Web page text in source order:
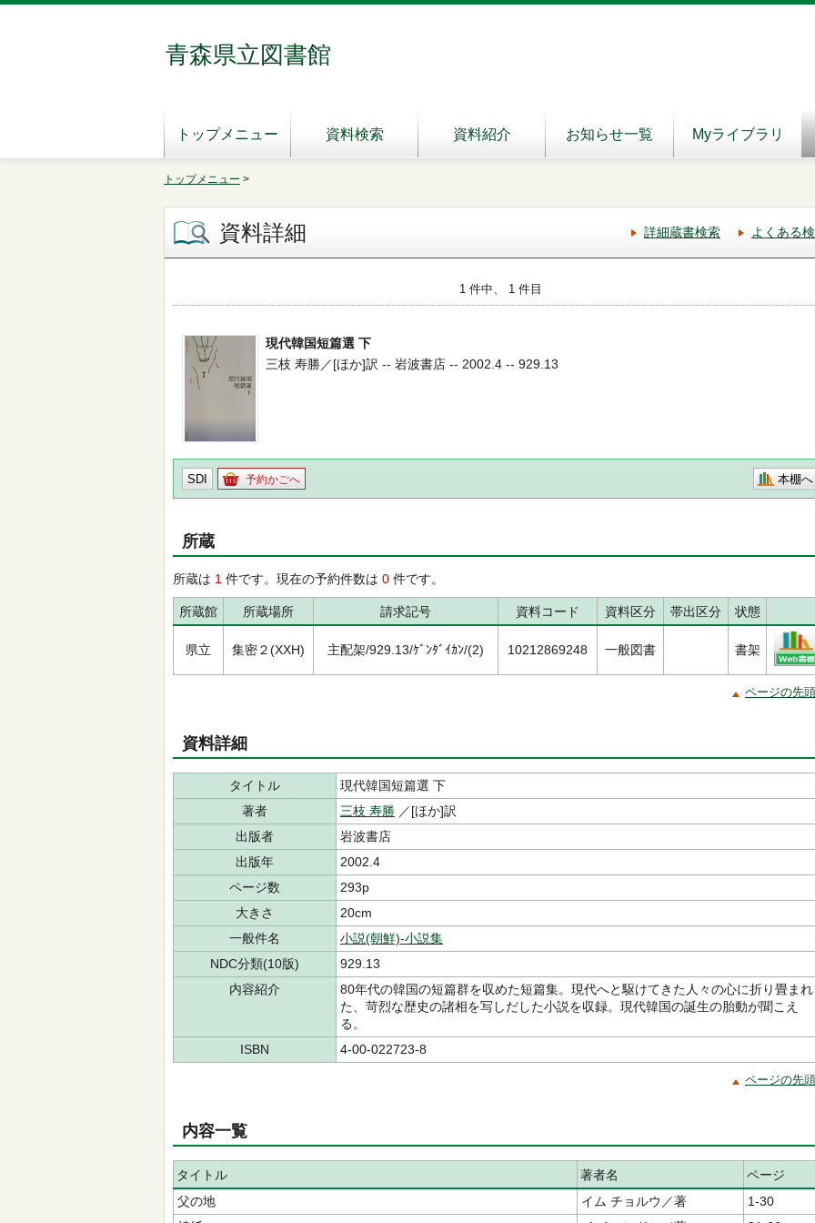
青森県立図書館
トップメニュー 資料検索 資料紹介 お知らせ一覧 Myライブラリ
トップメニュー >
資料詳細 詳細蔵書検索 よくある
1 件中、 1 件目
現代韓国短篇選 下
三枝 寿勝／[ほか]訳 -- 岩波書店 -- 2002.4 -- 929.13
SDI 予約かごへ 本棚へ
所蔵
所蔵は 1 件です。現在の予約件数は 0 件です。
所蔵館 所蔵場所 請求記号 資料コード 資料区分 帯出区分 状態
県立 集密２(XXH) 主配架/929.13/ｹﾞﾝﾀﾞｲｶﾝ/(2) 10212869248 一般図書 書架
ページの先
資料詳細
タイトル
現代韓国短篇選 下
著者
三枝 寿勝 ／[ほか]訳
出版者
岩波書店
出版年
2002.4
ページ数
293p
大きさ
20cm
一般件名
小説(朝鮮)-小説集
NDC分類(10版)
929.13
内容紹介
80年代の韓国の短篇群を収めた短篇集。現代へと駆けてきた人々の心に折り畳まれ
た、苛烈な歴史の諸相を写しだした小説を収録。現代韓国の誕生の胎動が聞こえ
る。
ISBN
4-00-022723-8
ページの先
内容一覧
タイトル 著者名
ページ
父の地
イム チョルウ／著
1-30